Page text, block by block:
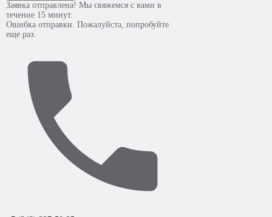
Заявка отправлена! Мы свяжемся с вами в
течение 15 минут.
Ошибка отправки. Пожалуйста, попробуйте
еще раз.